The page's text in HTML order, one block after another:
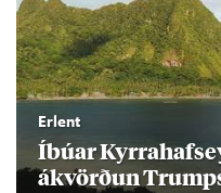
Erlent
Íbú­ar
ákvörð­un